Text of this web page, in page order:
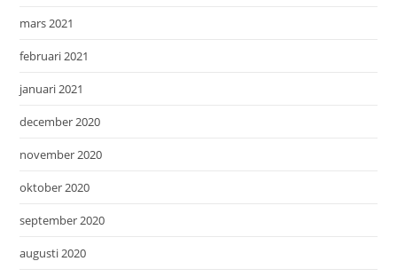
mars 2021
februari 2021
januari 2021
december 2020
november 2020
oktober 2020
september 2020
augusti 2020